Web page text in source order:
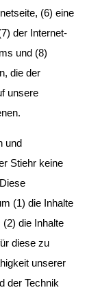
(6) eine
der Internet-
und (8)
die der
unsere
und
Stiehr keine
(1) die Inhalte
die Inhalte
diese zu
unserer
der Technik